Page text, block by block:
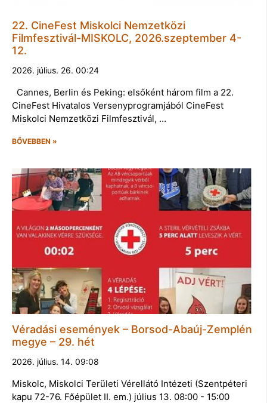
22. CineFest Miskolci Nemzetközi
Filmfesztivál-MISKOLC, 2026.szeptember 4-
12.
2026. július. 26. 00:24
Cannes, Berlin és Peking: elsőként három film a 22.
CineFest Hivatalos Versenyprogramjából CineFest
Miskolci Nemzetközi Filmfesztivál, …
BŐVEBBEN »
Véradási események – Borsod-Abaúj-Zemplén
megye – 29. hét
2026. július. 14. 09:08
Miskolc, Miskolci Területi Vérellátó Intézeti (Szentpéteri
kapu 72-76. Főépület II. em.) július 13. 08:00 - 15:00